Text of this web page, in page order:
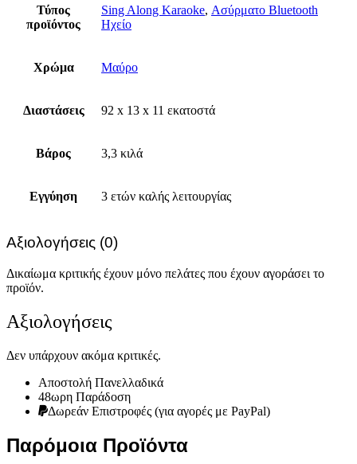
Τύπος
προϊόντος
Sing Along Karaoke, Ασύρματο Bluetooth
Ηχείο
Χρώμα Μαύρο
Διαστάσεις 92 x 13 x 11 εκατοστά
Βάρος 3,3 κιλά
Εγγύηση 3 ετών καλής λειτουργίας
Αξιολογήσεις (0)
Δικαίωμα κριτικής έχουν μόνο πελάτες που έχουν αγοράσει το
προϊόν.
Αξιολογήσεις
Δεν υπάρχουν ακόμα κριτικές.
Αποστολή Πανελλαδικά
48ωρη Παράδοση
Δωρεάν Eπιστροφές (για αγορές με PayPal)
Παρόμοια Προϊόντα